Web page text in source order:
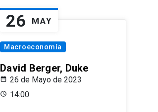
26 MAY
Macroeconomía
David Berger, Duke
26 de Mayo de 2023
14:00